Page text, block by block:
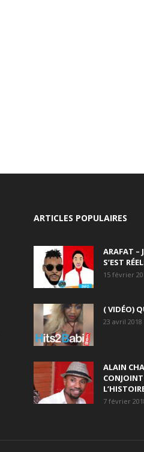
ARTICLES POPULAIRES
ARAFAT –
S’EST
15 février
( VIDÉO)
23 avril 2018
ALAIN
7 février